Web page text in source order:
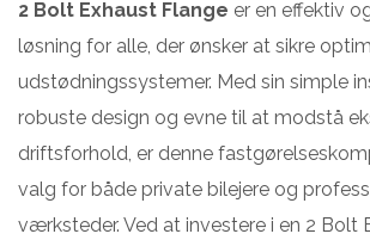
2 Bolt Exhaust Flange er en effektiv
løsning for alle, der ønsker at sikre
udstødningssystemer. Med sin simple
robuste design og evne til at modstå
driftsforhold, er denne
valg for både private bilejere og
værksteder. Ved at investere i en 2 Bolt